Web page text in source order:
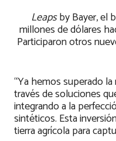
Leapsby Bayer, el
millones de dólares
Participaron otros
“Ya hemos superado
través de soluciones
integrando a la
sintéticos. Esta
tierra agrícola para